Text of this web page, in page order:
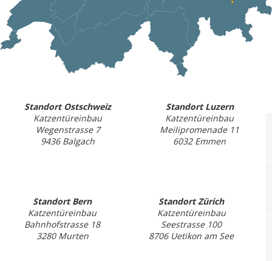
Standort Ostschweiz
Katzentüreinbau
Wegenstrasse 7
9436 Balgach
Standort Luzern
Katzentüreinbau
Meilipromenade 11
6032 Emmen
Standort Bern
Katzentüreinbau
Bahnhofstrasse 18
3280 Murten
Standort Zürich
Katzentüreinbau
Seestrasse 100
8706 Uetikon am See